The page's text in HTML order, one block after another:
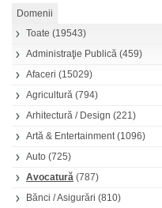
Toate (19543)
Administraţie Publică (459)
Afaceri (15029)
Agricultură (794)
Arhitectură / Design (221)
Artă & Entertainment(1096)
Auto (725)
Avocatură (787)
Bănci / Asigurări (810)